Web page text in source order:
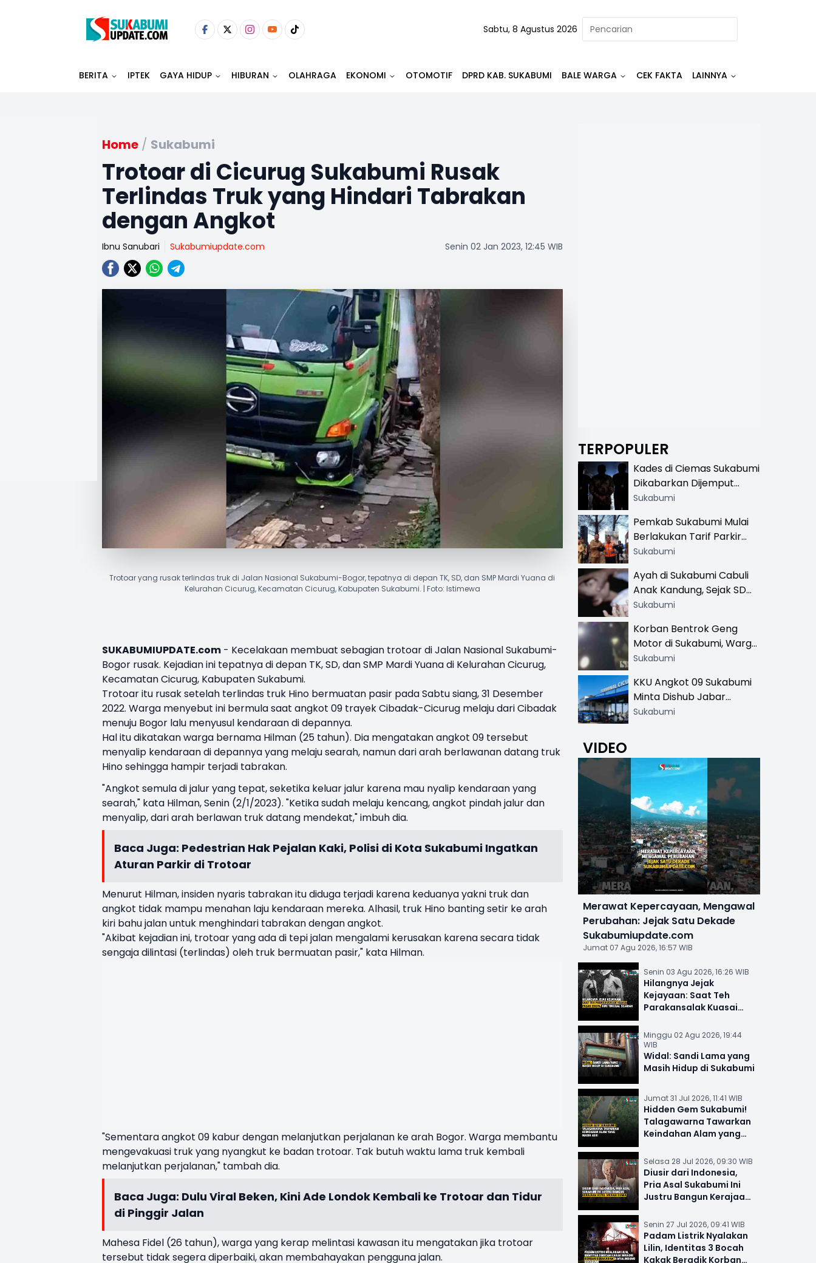
Sabtu, 8 Agustus 2026
BERITA IPTEK GAYA HIDUP HIBURAN OLAHRAGA EKONOMI OTOMOTIF DPRD KAB. SUKABUMI BALE WARGA CEK FAKTA LAINNYA
Home / Sukabumi
Trotoar di Cicurug Sukabumi Rusak
Terlindas Truk yang Hindari Tabrakan
dengan Angkot
Ibnu Sanubari Sukabumiupdate.com Senin 02 Jan 2023, 12:45 WIB
Trotoar yang rusak terlindas truk di Jalan Nasional Sukabumi-Bogor, tepatnya di depan TK, SD, dan SMP Mardi Yuana di
Kelurahan Cicurug, Kecamatan Cicurug, Kabupaten Sukabumi. | Foto: Istimewa
SUKABUMIUPDATE.com - Kecelakaan membuat sebagian trotoar diJalan Nasional Sukabumi-
Bogor rusak. Kejadian ini tepatnya di depan TK, SD, dan SMP Mardi Yuana di KelurahanCicurug,
Kecamatan Cicurug, KabupatenSukabumi.
Trotoaritu rusak setelah terlindas truk Hino bermuatan pasir pada Sabtu siang, 31 Desember
2022. Warga menyebut ini bermula saat angkot 09 trayek Cibadak-Cicurug melaju dari Cibadak
menuju Bogor lalu menyusul kendaraan di depannya.
Hal itu dikatakan warga bernama Hilman (25 tahun). Dia mengatakan angkot 09 tersebut
menyalip kendaraan di depannya yang melaju searah, namun dari arah berlawanan datang truk
Hino sehingga hampir terjadi tabrakan.
"Angkot semula di jalur yang tepat, seketika keluar jalur karena mau nyalip kendaraan yang
searah," kata Hilman, Senin (2/1/2023). "Ketika sudah melaju kencang, angkot pindah jalur dan
menyalip, dari arah berlawan truk datang mendekat," imbuh dia.
Baca Juga: Pedestrian Hak Pejalan Kaki, Polisi di Kota Sukabumi Ingatkan
Aturan Parkir di Trotoar
Menurut Hilman, insiden nyaris tabrakan itu diduga terjadi karena keduanya yakni truk dan
angkot tidak mampu menahan laju kendaraan mereka. Alhasil, truk Hino banting setir ke arah
kiri bahu jalan untuk menghindari tabrakan dengan angkot.
"Akibat kejadian ini, trotoar yang ada di tepi jalan mengalami kerusakan karena secara tidak
sengaja dilintasi (terlindas) oleh truk bermuatan pasir," kata Hilman.
"Sementara angkot 09 kabur dengan melanjutkan perjalanan ke arah Bogor. Warga membantu
mengevakuasi truk yang nyangkut ke badan trotoar. Tak butuh waktu lama truk kembali
melanjutkan perjalanan," tambah dia.
Baca Juga: Dulu Viral Beken, Kini Ade Londok Kembali ke Trotoar dan Tidur
di Pinggir Jalan
Mahesa Fidel (26 tahun), warga yang kerap melintasi kawasan itu mengatakan jika trotoar
tersebut tidak segera diperbaiki, akan membahayakan pengguna jalan.
TERPOPULER
Kades di Ciemas Sukabumi
Dikabarkan Dijemput
Satnarkoba, Polisi
Sukabumi
Pemkab Sukabumi Mulai
Berlakukan Tarif Parkir
Resmi di 13 Lokasi Wisata,
Khusus
Sukabumi
Ayah di Sukabumi Cabuli
Anak Kandung, Sejak SD
Hingga SMA
Sukabumi
Korban Bentrok Geng
Motor di Sukabumi, Warga
dan Sopir Tangki
Sukabumi
KKU Angkot 09 Sukabumi
Minta Dishub Jabar
Tertibkan Trayek Ciawi-
Sukabumi
VIDEO
Merawat Kepercayaan, Mengawal
Perubahan: Jejak Satu Dekade
Sukabumiupdate.com
Jumat 07 Agu 2026, 16:57 WIB
Senin 03 Agu 2026, 16:26 WIB
Hilangnya Jejak
Kejayaan: Saat Teh
Parakansalak Kuasai
Sejarah
Minggu 02 Agu 2026, 19:44
WIB
Widal: Sandi Lama yang
Masih Hidup di Sukabumi
Jumat 31 Jul 2026, 11:41 WIB
Hidden Gem Sukabumi!
Talagawarna Tawarkan
Keindahan Alam yang
Selasa 28 Jul 2026, 09:30 WIB
Diusir dari Indonesia,
Pria Asal Sukabumi Ini
Justru Bangun Kerajaan
Senin 27 Jul 2026, 09:41 WIB
Padam Listrik Nyalakan
Lilin, Identitas 3 Bocah
Kakak Beradik Korban